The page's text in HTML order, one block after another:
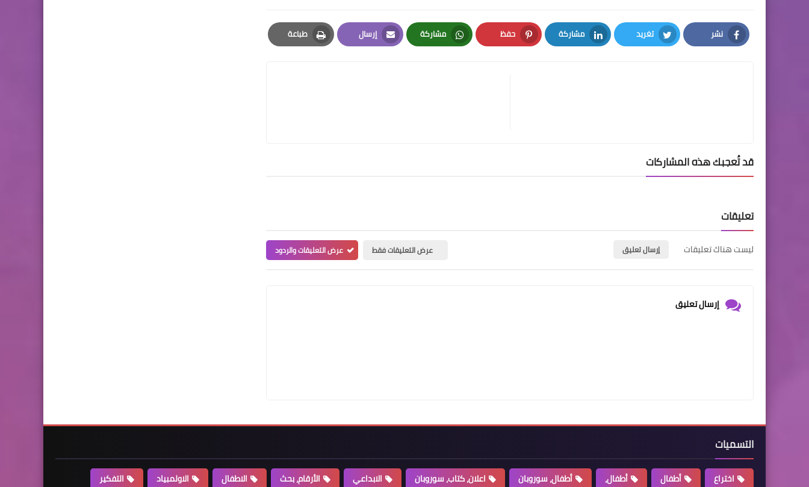
نشر
Facebook
تغريد
Twitter
مشاركة
LinkedIn
حفظ
Pinterest
مشاركة
Whatsapp
إرسال
Email
طباعة
Print
قد تُعجبك هذه المشاركات
تعليقات
ليست هناك تعليقات إرسال تعليق عرض التعليقات فقط عرض التعليقات والردود
إرسال تعليق
التسميات
اختراع أطفال أطفال، أطفال، سوروبان اعلان، كتاب، سوروبان الابداعي الأرقام، بحث الاطفال الاولمبياد
التفكير